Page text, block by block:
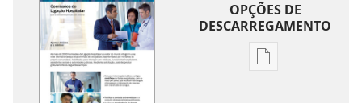
OPÇÕES DE
DESCARREGAMENTO
Opções